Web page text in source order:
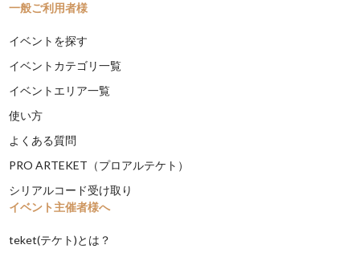
一般ご利用者様
イベントを探す
イベントカテゴリ一覧
イベントエリア一覧
使い方
よくある質問
PRO ARTEKET（プロアルテケト）
シリアルコード受け取り
イベント主催者様へ
teket(テケト)とは？